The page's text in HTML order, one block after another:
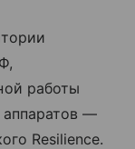
работы
аппаратов —
Resilience.